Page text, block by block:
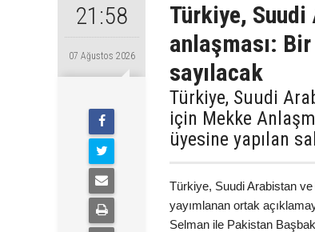
21:58
07 Ağustos 2026
Türkiye, Suudi
anlaşması: Bir
sayılacak
Türkiye, Suudi
için Mekke
üyesine yapılan
Türkiye, Suudi Arabistan ve
yayımlanan ortak
Selman ile Pakistan